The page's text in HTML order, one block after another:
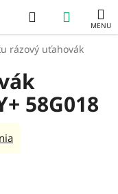
Hľadať
KOŠÍK
rázový uťahovák
58G018